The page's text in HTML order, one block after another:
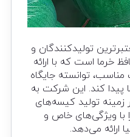
تولیدکنندگان و
خرما است که با ارائه
توانسته جایگاه
پیدا کند. این شرکت به
تولید کیسه‌های
با ویژگی‌های خاص و
ارائه می‌دهد.